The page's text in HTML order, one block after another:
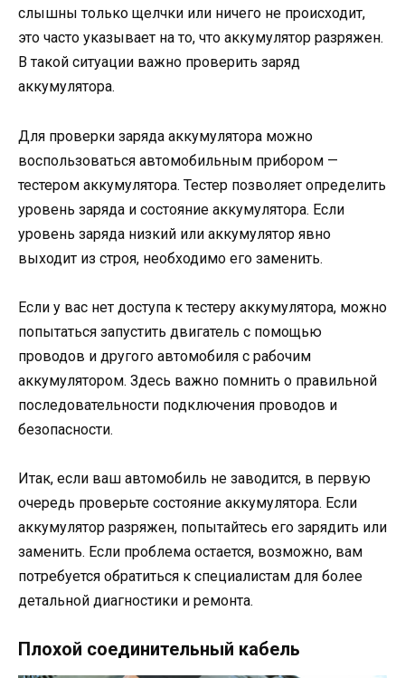
слышны только щелчки или ничего не происходит,
это часто указывает на то, что аккумулятор разряжен.
В такой ситуации важно проверить заряд
аккумулятора.
Для проверки заряда аккумулятора можно
воспользоваться автомобильным прибором —
тестером аккумулятора. Тестер позволяет определить
уровень заряда и состояние аккумулятора. Если
уровень заряда низкий или аккумулятор явно
выходит из строя, необходимо его заменить.
Если у вас нет доступа к тестеру аккумулятора, можно
попытаться запустить двигатель с помощью
проводов и другого автомобиля с рабочим
аккумулятором. Здесь важно помнить о правильной
последовательности подключения проводов и
безопасности.
Итак, если ваш автомобиль не заводится, в первую
очередь проверьте состояние аккумулятора. Если
аккумулятор разряжен, попытайтесь его зарядить или
заменить. Если проблема остается, возможно, вам
потребуется обратиться к специалистам для более
детальной диагностики и ремонта.
Плохой соединительный кабель